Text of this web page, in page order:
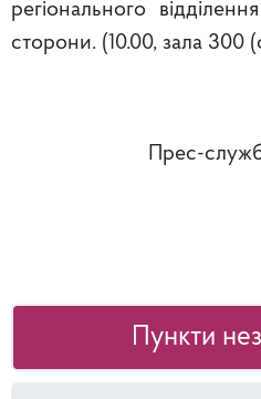
регіонального
сторони. (10.00, зала
Прес-
Пункти